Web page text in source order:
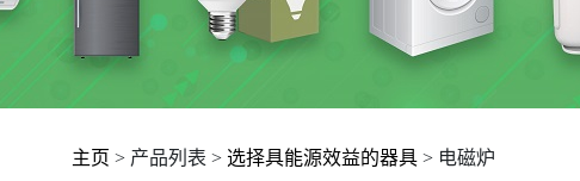
主页 > 产品列表 > 选择具能源效益的器具 > 电磁炉